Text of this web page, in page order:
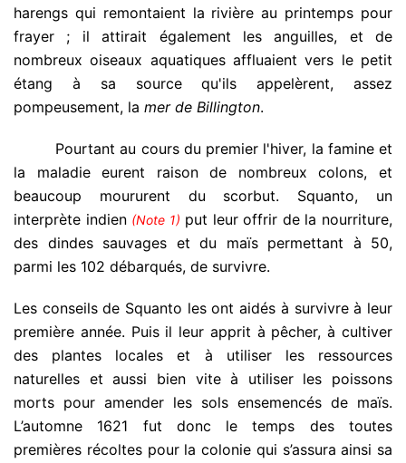
harengs qui remontaient la rivière au printemps pour
frayer ; il attirait également les anguilles, et de
nombreux oiseaux aquatiques affluaient vers le petit
étang à sa source qu'ils appelèrent, assez
pompeusement, la mer de Billington.
Pourtant au cours du premier l'hiver, la famine et
la maladie eurent raison de nombreux colons, et
beaucoup moururent du scorbut. Squanto, un
interprète indien (Note 1) put leur offrir de la nourriture,
des dindes sauvages et du maïs permettant à 50,
parmi les 102 débarqués, de survivre.
Les conseils de Squanto les ont aidés à survivre à leur
première année. Puis il leur apprit à pêcher, à cultiver
des plantes locales et à utiliser les ressources
naturelles et aussi bien vite à utiliser les poissons
morts pour amender les sols ensemencés de maïs.
L’automne 1621 fut donc le temps des toutes
premières récoltes pour la colonie qui s’assura ainsi sa